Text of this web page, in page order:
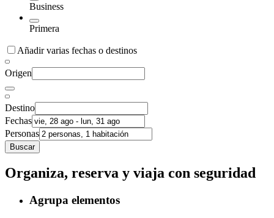
Business
Primera
Añadir varias fechas o destinos
Origen
Destino
Fechas
Personas
Buscar
Organiza, reserva y viaja con seguridad
Agrupa elementos